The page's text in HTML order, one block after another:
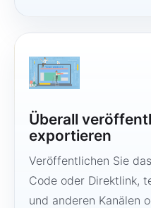
Überall
exportieren
Veröffentlichen Sie
Code oder Direktlink,
und anderen Kanälen